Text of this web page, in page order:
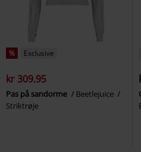
% Exclusive
kr 309.95
Pas på sandorme
Beetlejuice
Striktrøje